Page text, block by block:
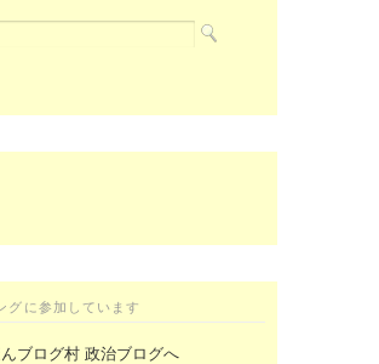
グに参加しています